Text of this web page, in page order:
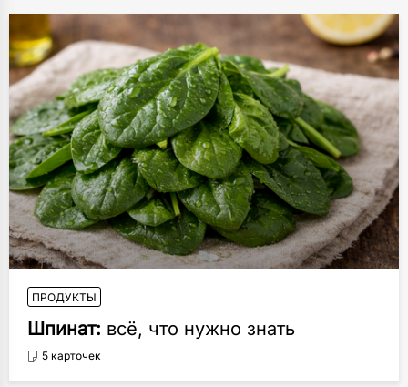
ПРОДУКТЫ
Шпинат: всё, что нужно знать
5 карточек